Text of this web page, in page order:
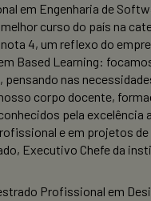
em Engenharia de
curso do país na
4, um reflexo do
Based Learning:
pensando nas
corpo docente,
pela excelência
e em projetos de
Executivo Chefe da
Profissional em